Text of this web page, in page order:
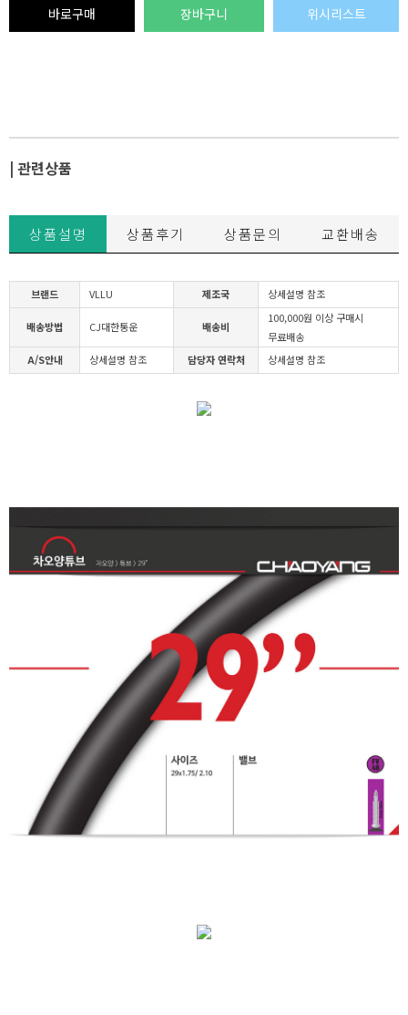
바로구매 장바구니 위시리스트
| 관련상품
상품설명 상품후기 상품문의 교환배송
브랜드 VLLU 제조국 상세설명 참조
배송방법 CJ대한통운 배송비
100,000원 이상 구매시
무료배송
A/S안내
상세설명 참조 담당자 연락처 상세설명 참조